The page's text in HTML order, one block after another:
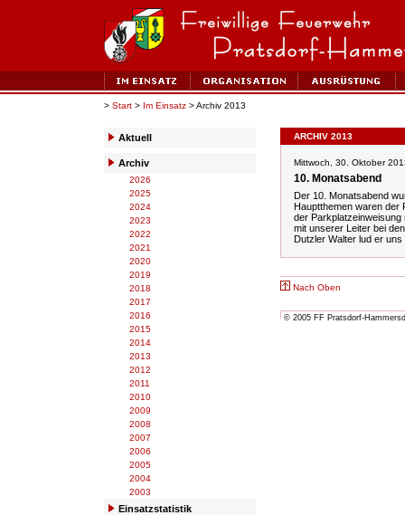
> Start > Im Einsatz > Archiv 2013
Aktuell
Archiv
2026
2025
2024
2023
2022
2021
2020
2019
2018
2017
2016
2015
2014
2013
2012
2011
2010
2009
2008
2007
2006
2005
2004
2003
Einsatzstatistik
ARCHIV 2013
Mittwoch, 30. Oktober
10. Monatsabend
Der 10. Monatsabend
Hauptthemen waren der
der Parkplatzeinweisung
mit unserer Leiter bei
Dutzler Walter lud er
Nach Oben
© 2005 FF Pratsdorf-